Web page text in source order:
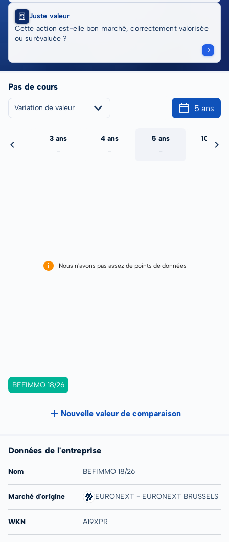
Juste valeur
Cette action est-elle bon marché, correctement valorisée
ou surévaluée ?
Pas de cours
Variation de valeur 5 ans
3 ans
-
4 ans
-
5 ans
-
10 ans
Nous n'avons pas assez de points de données
BEFIMMO 18/26
Nouvelle valeur de comparaison
Données de l'entreprise
Nom BEFIMMO 18/26
Marché d'origine EURONEXT - EURONEXT BRUSSELS
WKN A19XPR